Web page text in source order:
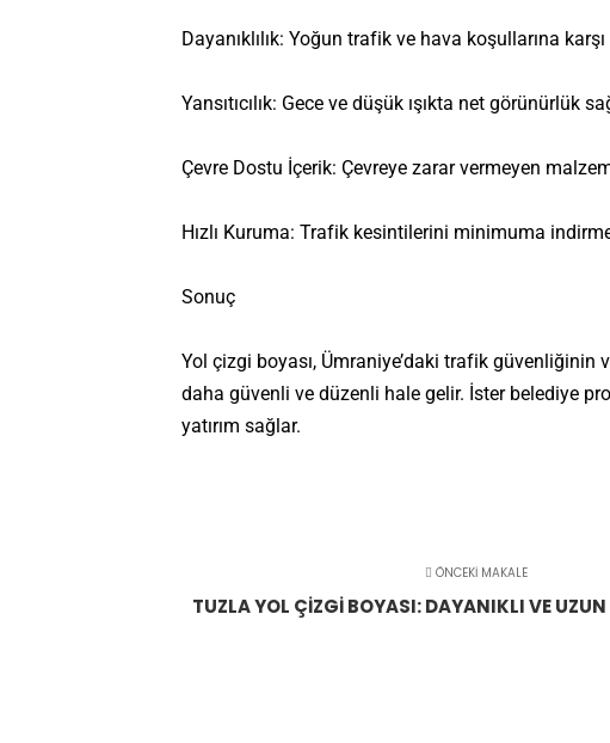
Dayanıklılık: Yoğun trafik ve hava koşullarına
Yansıtıcılık: Gece ve düşük ışıkta net görünürlük
Çevre Dostu İçerik: Çevreye zarar vermeyen
Hızlı Kuruma: Trafik kesintilerini minimuma
Sonuç
Yol çizgi boyası, Ümraniye’daki trafik
daha güvenli ve düzenli hale gelir. İster belediye
yatırım sağlar.
ÖNCEKI MAKALE
TUZLA YOL ÇIZGI BOYASI: DAYANIKLI VE